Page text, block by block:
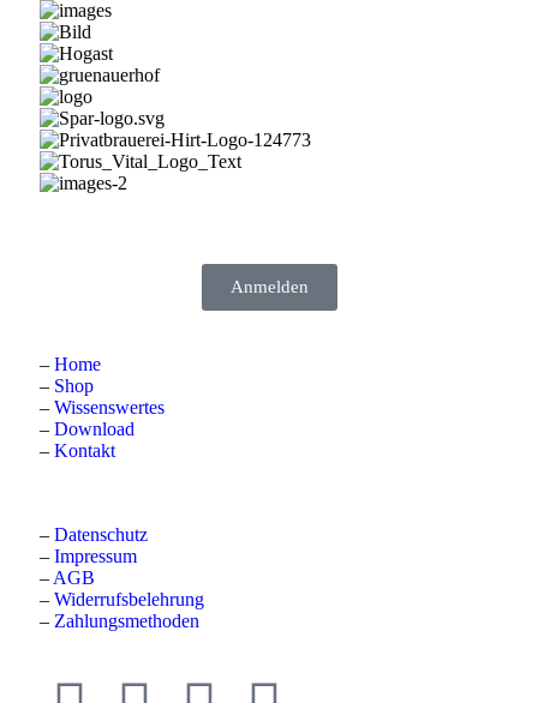
Anmelden
– Home
– Shop
– Wissenswertes
– Download
– Kontakt
– Datenschutz
– Impressum
– AGB
– Widerrufsbelehrung
– Zahlungsmethoden